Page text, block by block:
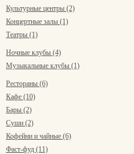
Культурные центры (2)
Концертные залы (1)
Театры (1)
Ночные клубы (4)
Музыкальные клубы (1)
Рестораны (6)
Кафе (10)
Бары (2)
Суши (2)
Кофейни и чайные (6)
Фаст-фуд (11)